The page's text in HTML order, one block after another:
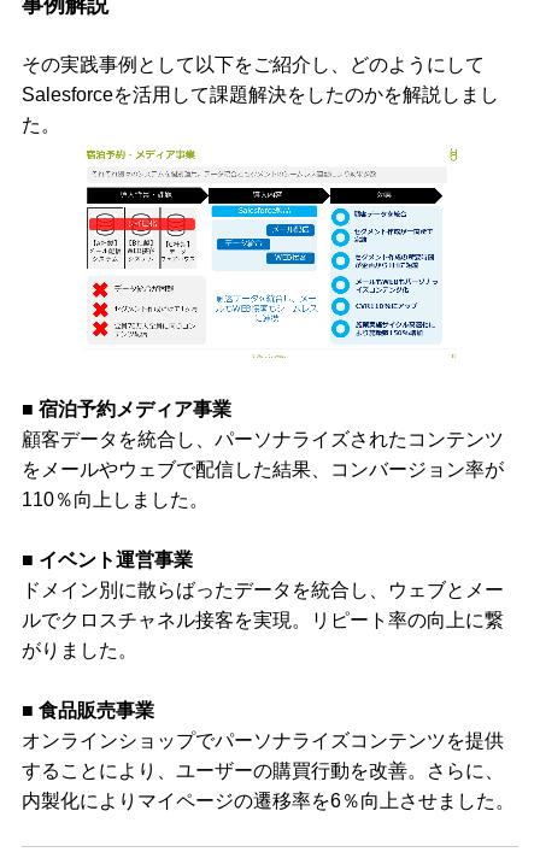
事例解説
その実践事例として以下をご紹介し、どのようにして
Salesforceを活用して課題解決をしたのかを解説しまし
た。
■ 宿泊予約メディア事業
顧客データを統合し、パーソナライズされたコンテンツ
をメールやウェブで配信した結果、コンバージョン率が
110％向上しました。
■ イベント運営事業
ドメイン別に散らばったデータを統合し、ウェブとメー
ルでクロスチャネル接客を実現。リピート率の向上に繋
がりました。
■ 食品販売事業
オンラインショップでパーソナライズコンテンツを提供
することにより、ユーザーの購買行動を改善。さらに、
内製化によりマイページの遷移率を6％向上させました。